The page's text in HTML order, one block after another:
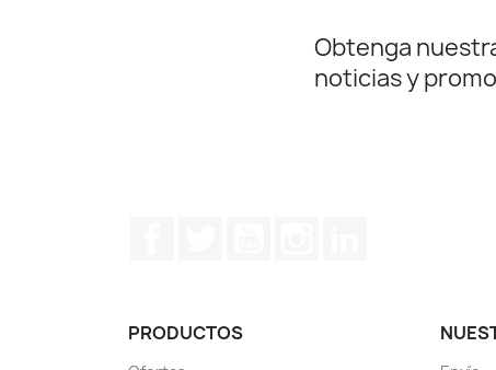
Obtenga
noticias y
PRODUCTOS